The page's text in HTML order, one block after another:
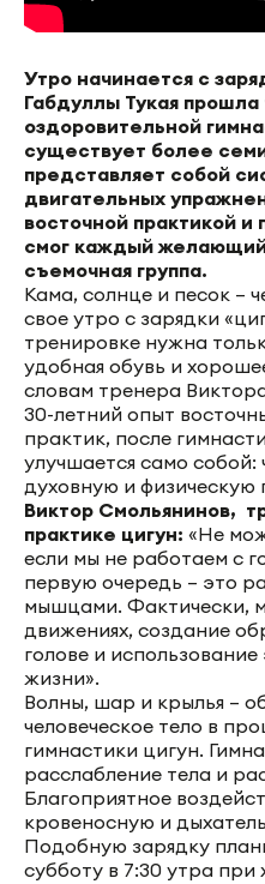
Утро начинается с
Габдуллы Тукая
оздоровительной
существует более
представляет собой
двигательных
восточной практикой и
смог каждый
съемочная группа.
Кама, солнце и песок –
свое утро с зарядки
тренировке нужна
удобная обувь и
словам тренера
30-летний опыт
практик, после
улучшается само собой:
духовную и физическую
Виктор Смольянинов,
практике цигун: «Не
если мы не работаем с
первую очередь – это
мышцами. Фактически,
движениях, создание
голове и
жизни».
Волны, шар и крылья –
человеческое тело в
гимнастики цигун.
расслабление тела и
Благоприятное
кровеносную и
Подобную зарядку
субботу в 7:30 утра